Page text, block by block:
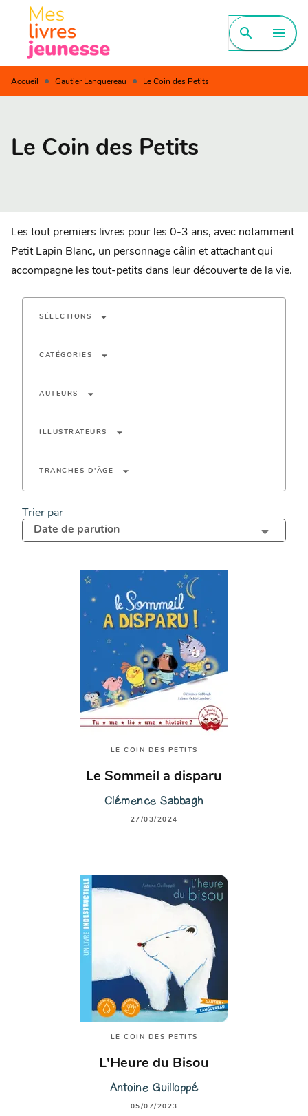
MENU CONTENU
PIED DE PAGE
search menu
Accueil • Gautier Languereau • Le Coin des Petits
Le Coin des Petits
Les tout premiers livres pour les 0-3 ans, avec notamment
Petit Lapin Blanc, un personnage câlin et attachant qui
accompagne les tout-petits dans leur découverte de la vie.
SÉLECTIONS arrow_drop_down
CATÉGORIES arrow_drop_down
AUTEURS arrow_drop_down
ILLUSTRATEURS arrow_drop_down
TRANCHES D'ÂGE arrow_drop_down
Trier par
Date de parution
LE COIN DES PETITS
Le Sommeil a disparu
Clémence Sabbagh
27/03/2024
LE COIN DES PETITS
L'Heure du Bisou
Antoine Guilloppé
05/07/2023